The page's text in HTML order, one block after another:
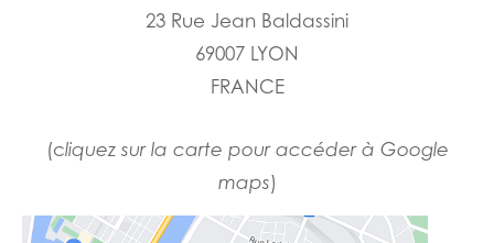
23 Rue Jean Baldassini
69007 LYON
FRANCE
(cliquez sur la carte pour accéder à Google
maps)